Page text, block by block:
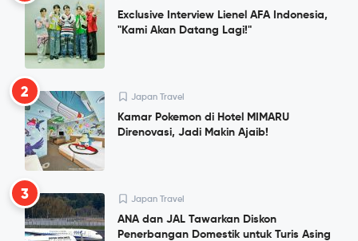
Exclusive Interview Lienel AFA Indonesia,
"Kami Akan Datang Lagi!"
2 Japan Travel
Kamar Pokemon di Hotel MIMARU
Direnovasi, Jadi Makin Ajaib!
3 Japan Travel
ANA dan JAL Tawarkan Diskon
Penerbangan Domestik untuk Turis Asing